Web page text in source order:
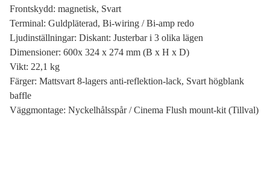
Frontskydd: magnetisk, Svart
Terminal: Guldpläterad, Bi-wiring / Bi-amp redo
Ljudinställningar: Diskant: Justerbar i 3 olika lägen
Dimensioner: 600x 324 x 274 mm (B x H x D)
Vikt: 22,1 kg
Färger: Mattsvart 8-lagers anti-reflektion-lack, Svart högblank
baffle
Väggmontage: Nyckelhålsspår / Cinema Flush mount-kit (Tillval)